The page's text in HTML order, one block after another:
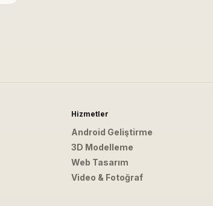
Hizmetler
Android Geliştirme
3D Modelleme
Web Tasarım
Video & Fotoğraf